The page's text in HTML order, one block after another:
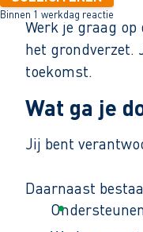
Binnen 1 werkdag reactie
Werk je graag
het grondverzet.
toekomst.
Wat ga je
Jij bent
Daarnaast